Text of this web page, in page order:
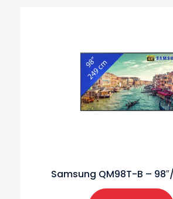
Samsung QM98T-B –